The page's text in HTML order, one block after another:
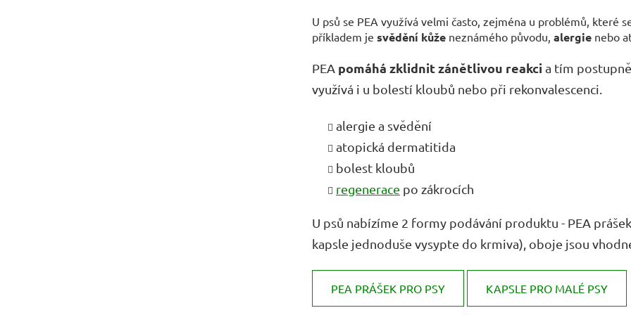
U psů se PEA využívá velmi často, zejména u problémů, které
příkladem je svědění kůže neznámého původu, alergie nebo
PEA pomáhá zklidnit zánětlivou reakcia tím
využívá i u bolestí kloubů nebo při rekonvalescenci.
alergie a svědění
atopická dermatitida
bolest kloubů
regenerace po zákrocích
U psů nabízíme 2 formy podávání produktu - PEA
kapsle jednoduše vysypte do krmiva), oboje jsou
PEA PRÁŠEK PRO PSY KAPSLE PRO MALÉ PSY